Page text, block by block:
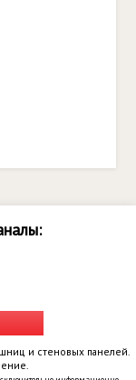
и стеновых панелей.